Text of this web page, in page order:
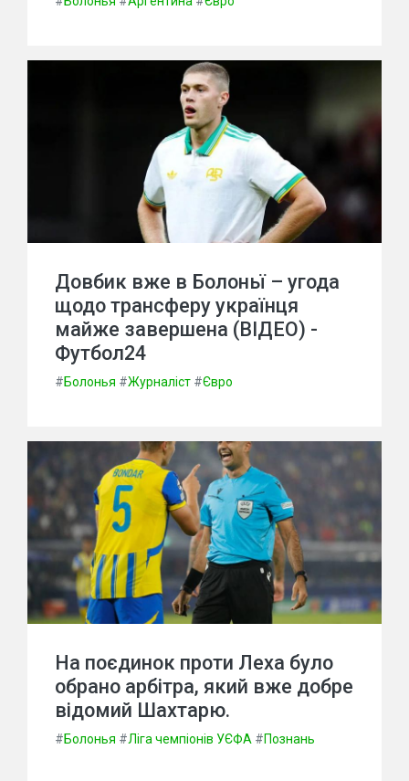
Довбик вже в Болоньї – угода
щодо трансферу українця
майже завершена (ВІДЕО) -
Футбол24
#Болонья #Журналіст #Євро
На поєдинок проти Леха було
обрано арбітра, який вже добре
відомий Шахтарю.
#Болонья #Ліга чемпіонів УЄФА #Познань